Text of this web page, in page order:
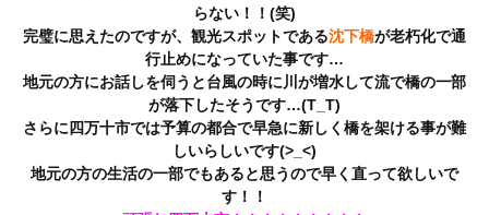
らない！！(笑)
完璧に思えたのですが、観光スポットである沈下橋が老朽化で通
行止めになっていた事です…
地元の方にお話しを伺うと台風の時に川が増水して流で橋の一部
が落下したそうです…(T_T)
さらに四万十市では予算の都合で早急に新しく橋を架ける事が難
しいらしいです(>_<)
地元の方の生活の一部でもあると思うので早く直って欲しいで
す！！